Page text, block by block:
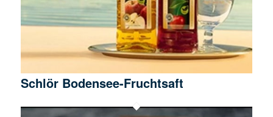
Schlör Bodensee-Fruchtsaft